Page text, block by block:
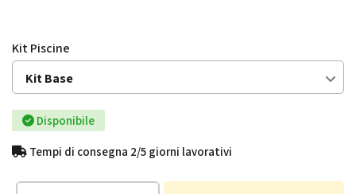
Kit Piscine
Disponibile
Tempi di consegna 2/5 giorni lavorativi